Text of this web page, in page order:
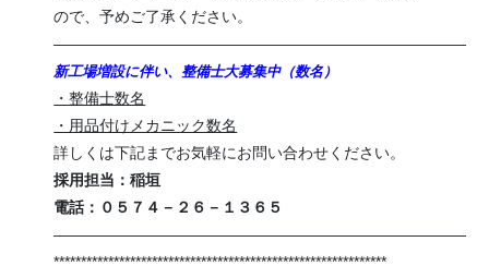
ので、予めご了承ください。
———————————————————————————
新工場増設に伴い、整備士大募集中（数名）
・整備士数名
・用品付けメカニック数名
詳しくは下記までお気軽にお問い合わせください。
採用担当：稲垣
電話：０５７４－２６－１３６５
———————————————————————————
*************************************************************